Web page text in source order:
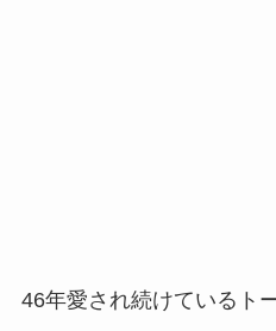
46年愛され続けているト